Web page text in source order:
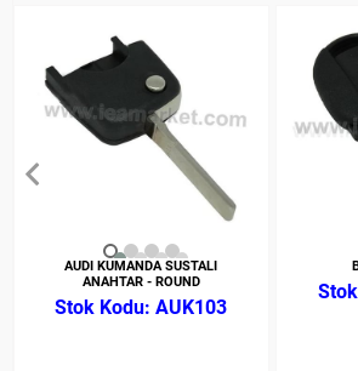
AUDI KUMANDA SUSTALI
ANAHTAR - ROUND
AUK103